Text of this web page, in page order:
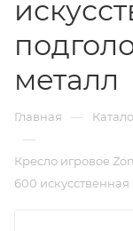
металл
Главная —
—
Кресло игровое
600